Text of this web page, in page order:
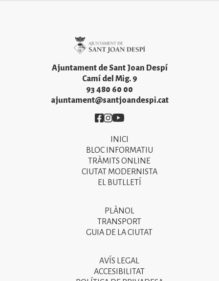
Ajuntament de Sant Joan Despí
Camí del Mig. 9
93 480 60 00
ajuntament@santjoandespi.cat
Imatge
Imatge
Imatge
INICI
BLOC INFORMATIU
TRÀMITS ONLINE
CIUTAT MODERNISTA
EL BUTLLETÍ
PLÀNOL
TRANSPORT
GUIA DE LA CIUTAT
AVÍS LEGAL
ACCESIBILITAT